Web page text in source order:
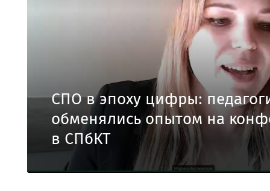
СПО в эпоху цифры:
обменялись опытом на
в СПбКТ